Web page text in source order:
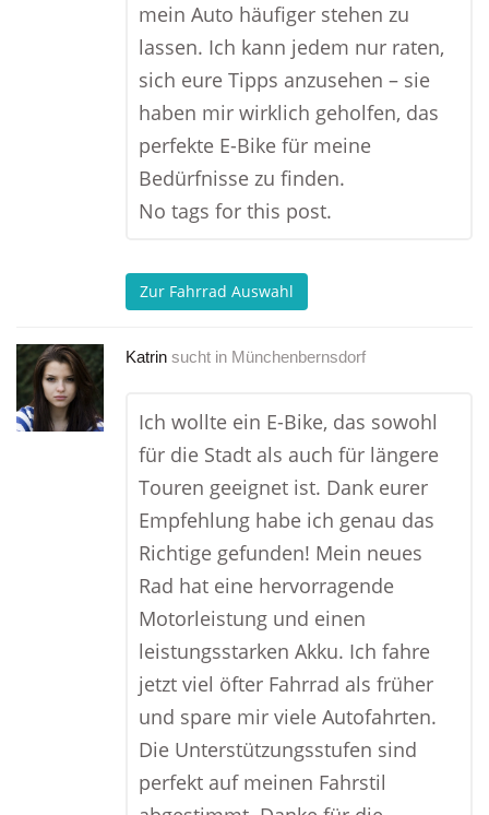
mein Auto häufiger stehen zu
lassen. Ich kann jedem nur raten,
sich eure Tipps anzusehen – sie
haben mir wirklich geholfen, das
perfekte E-Bike für meine
Bedürfnisse zu finden.
No tags for this post.
Zur Fahrrad Auswahl
Katrin sucht in Münchenbernsdorf
Ich wollte ein E-Bike, das sowohl
für die Stadt als auch für längere
Touren geeignet ist. Dank eurer
Empfehlung habe ich genau das
Richtige gefunden! Mein neues
Rad hat eine hervorragende
Motorleistung und einen
leistungsstarken Akku. Ich fahre
jetzt viel öfter Fahrrad als früher
und spare mir viele Autofahrten.
Die Unterstützungsstufen sind
perfekt auf meinen Fahrstil